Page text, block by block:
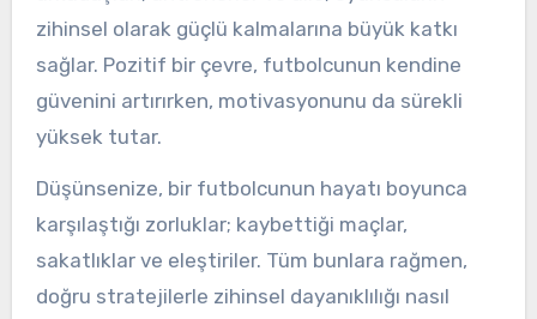
zihinsel olarak güçlü kalmalarına büyük katkı
sağlar. Pozitif bir çevre, futbolcunun kendine
güvenini artırırken, motivasyonunu da sürekli
yüksek tutar.
Düşünsenize, bir futbolcunun hayatı boyunca
karşılaştığı zorluklar; kaybettiği maçlar,
sakatlıklar ve eleştiriler. Tüm bunlara rağmen,
doğru stratejilerle zihinsel dayanıklılığı nasıl